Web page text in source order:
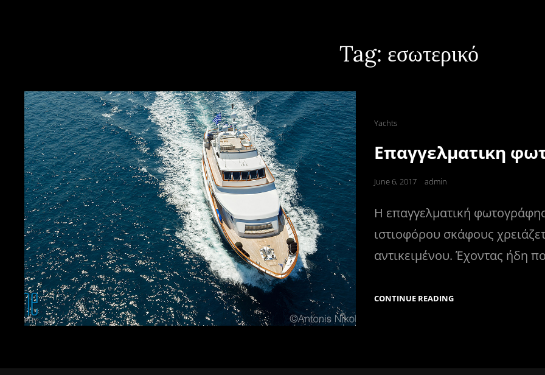
Tag: εσωτερικό
Cat
Yachts
Επαγγελματικη
Posted
June 6, 2017 admin
Η επαγγελματική
ιστιοφόρου σκάφους
αντικειμένου. Έχοντας ήδη
CONTINUE READINGΕΠΑΓΓΕΛΜΑΤΙΚΗ